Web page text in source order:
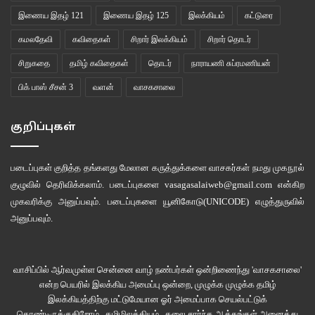
கணக்குகள் எழுதத் தொடங்கிவிட்ட விற்பனையாளன் நிமிர்ந்து உங்கள் முகத்தை
“ஆமாங்ணா, கோயமுத்தூர்லர்ந்து வர்றன்…”
“கள்ளுக்கு மூடி போடக் குடாதுங்ணா. நொரை பொங்கிரும்” என்றுவிட்டு
நரிக்குறவர்களின் – நாகரியோ என்னவோ பாஷை, அவர்கள் கூண்டுக்குள்
வைத்திருக்கும் கதுவேரிகளைப் போலவே கீக்கலக்கோ கீக்கலக்கோ என்று
விலை விசாரிக்கின்றனர். நீங்களும் சந்தனக் கடத்தல் வீரப்பன் ஞாபகம் வர
வேடிக்கை பார்த்துக்கொண்டிருக்கும்போது, உங்களின் மிக அண்மையில், “ஆய்…
ஊ…” என்று சத்தம் எழவே திடுக்கிட்டுத் திரும்புகிறீர்கள். சட்டை மேல் பனியன்
இணைய இதழ் 121 இணைய இதழ் 125 இலக்கியம் கட்டுரை
கமலதேவி கவிதைகள் சிறார் இலக்கியம் சிறார் தொடர்
சிறுகதை தமிழ் கவிதைகள் தொடர் நாராயணி சுப்ரமணியன்
பிக் பாஸ் சீசன் 3 வளன் வாசகசாலை
குறிப்புகள்
படைப்புகள் குறித்த தங்களது மேலான கருத்துக்களை வாசகர்கள் நமது முகநூல்
குழுவில் தெரிவிக்கலாம். படைப்புகளை vasagasalaiweb@gmail.com என்கிற
முகவரிக்கு அனுப்பவும். படைப்புகளை யூனிகோடு(UNICODE)எழுத்துருவில்
அனுப்பவும்.
வாசிப்பில் ஆர்வமுள்ள சென்னை வாழ் நண்பர்கள் ஒன்றிணைந்து 'வாசகசாலை'
என்ற பெயரில் இலக்கிய அமைப்பு ஒன்றை, முழுக்க முழுக்க தமிழ்
இலக்கியத்திற்கு மட்டுமேயான ஓர் அமைப்பாக செயல்பட்டுக்